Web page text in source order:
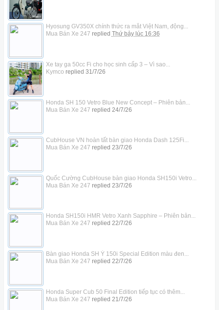
Hyosung GV350X chính thức ra mắt Việt Nam, động...
Mua Bán Xe 247 replied Thứ bảy lúc 16:36
Xe tay ga 50cc Fi cho học sinh cấp 3 – Vì sao...
Kymco replied 31/7/26
Honda SH 150 Vetro Blue New Concept – Phiên bản...
Mua Bán Xe 247 replied 24/7/26
CubHouse VN hoàn tất bàn giao Honda Dash 125Fi...
Mua Bán Xe 247 replied 23/7/26
Quốc Cường CubHouse bàn giao Honda SH150i Vetro...
Mua Bán Xe 247 replied 23/7/26
Honda SH150i HMR Vetro Xanh Sapphire – Phiên bản...
Mua Bán Xe 247 replied 22/7/26
Bàn giao Honda SH Ý 150i Special Edition màu đen...
Mua Bán Xe 247 replied 22/7/26
Honda Super Cub 50 Final Edition tiếp tục có thêm...
Mua Bán Xe 247 replied 21/7/26